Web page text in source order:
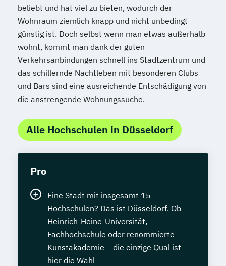
beliebt und hat viel zu bieten, wodurch der
Wohnraum ziemlich knapp und nicht unbedingt
günstig ist. Doch selbst wenn man etwas außerhalb
wohnt, kommt man dank der guten
Verkehrsanbindungen schnell ins Stadtzentrum und
das schillernde Nachtleben mit besonderen Clubs
und Bars sind eine ausreichende Entschädigung von
die anstrengende Wohnungssuche.
Alle Hochschulen in Düsseldorf
Pro
Eine Stadt mit insgesamt 15
Hochschulen? Das ist Düsseldorf. Ob
Heinrich-Heine-Universität,
Fachhochschule oder renommierte
Kunstakademie – die einzige Qual ist
hier die Wahl